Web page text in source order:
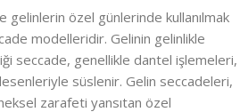
gelinlerin özel günlerinde kullanılmak
modelleridir. Gelinin gelinlikle
seccade, genellikle dantel işlemeleri,
süslenir. Gelin seccadeleri,
zarafeti yansıtan özel